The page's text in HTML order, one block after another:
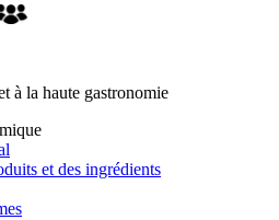
à la haute gastronomie
et des ingrédients